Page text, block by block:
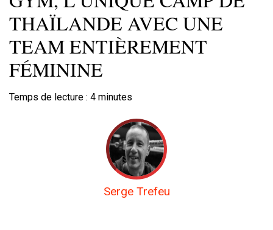
THAÏLANDE AVEC UNE
TEAM ENTIÈREMENT
FÉMININE
Temps de lecture : 4 minutes
Serge Trefeu